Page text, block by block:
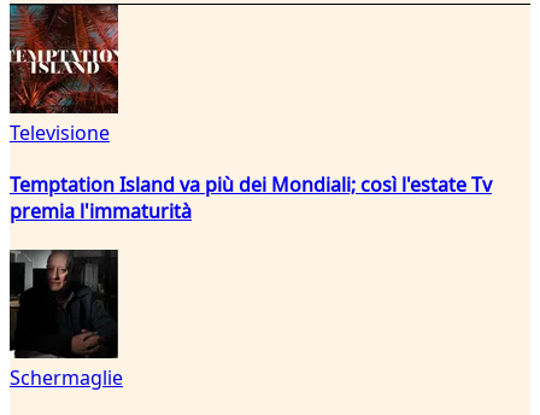
Televisione
Temptation Island va più dei Mondiali; così l'estate Tv
premia l'immaturità
Schermaglie